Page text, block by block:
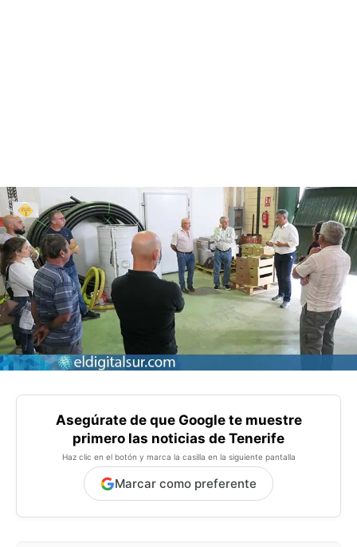
Asegúrate de que Google te muestre
primero las noticias de Tenerife
Haz clic en el botón y marca la casilla en la siguiente pantalla
Marcar como preferente